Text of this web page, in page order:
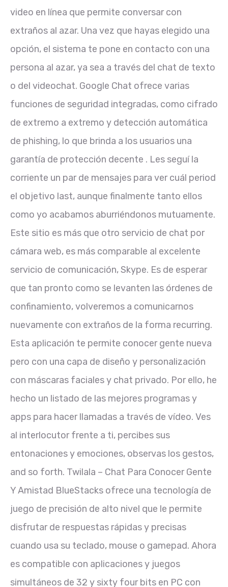
video en línea que permite conversar con
extraños al azar. Una vez que hayas elegido una
opción, el sistema te pone en contacto con una
persona al azar, ya sea a través del chat de texto
o del videochat. Google Chat ofrece varias
funciones de seguridad integradas, como cifrado
de extremo a extremo y detección automática
de phishing, lo que brinda a los usuarios una
garantía de protección decente . Les seguí la
corriente un par de mensajes para ver cuál period
el objetivo last, aunque finalmente tanto ellos
como yo acabamos aburriéndonos mutuamente.
Este sitio es más que otro servicio de chat por
cámara web, es más comparable al excelente
servicio de comunicación, Skype. Es de esperar
que tan pronto como se levanten las órdenes de
confinamiento, volveremos a comunicarnos
nuevamente con extraños de la forma recurring.
Esta aplicación te permite conocer gente nueva
pero con una capa de diseño y personalización
con máscaras faciales y chat privado. Por ello, he
hecho un listado de las mejores programas y
apps para hacer llamadas a través de vídeo. Ves
al interlocutor frente a ti, percibes sus
entonaciones y emociones, observas los gestos,
and so forth. Twilala – Chat Para Conocer Gente
Y Amistad BlueStacks ofrece una tecnología de
juego de precisión de alto nivel que le permite
disfrutar de respuestas rápidas y precisas
cuando usa su teclado, mouse o gamepad. Ahora
es compatible con aplicaciones y juegos
simultáneos de 32 y sixty four bits en PC con